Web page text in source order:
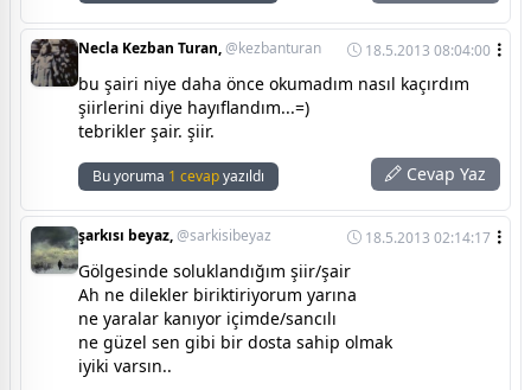
Necla Kezban Turan,@kezbanturan 18.5.2013 08:04:00
bu şairi niye daha önce okumadım nasıl kaçırdım
şiirlerini diye hayıflandım...=)
tebrikler şair. şiir.
Bu yoruma 1 cevapyazıldı Cevap Yaz
şarkısı beyaz,@sarkisibeyaz 18.5.2013 02:14:17
Gölgesinde soluklandığım şiir/şair
Ah ne dilekler biriktiriyorum yarına
ne yaralar kanıyor içimde/sancılı
ne güzel sen gibi bir dosta sahip olmak
iyiki varsın..